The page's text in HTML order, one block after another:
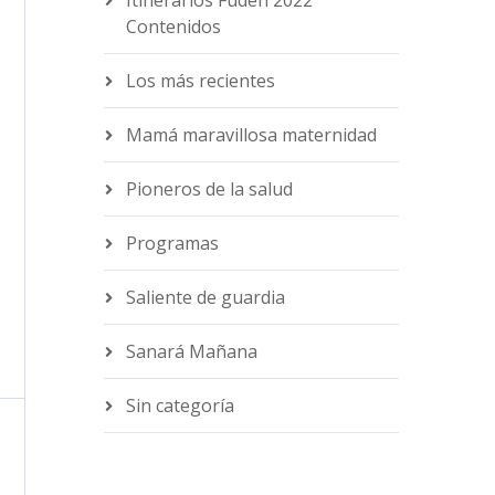
Contenidos
Los más recientes
Mamá maravillosa maternidad
Pioneros de la salud
Programas
Saliente de guardia
Sanará Mañana
Sin categoría